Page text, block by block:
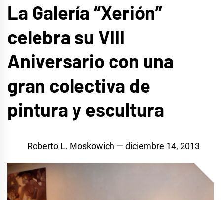
La Galería “Xerión”
celebra su VIII
Aniversario con una
gran colectiva de
pintura y escultura
Roberto L. Moskowich diciembre 14, 2013